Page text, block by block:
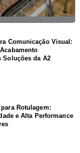
Comunicação Visual:
Soluções da A2
Rotulagem:
e Alta Performance